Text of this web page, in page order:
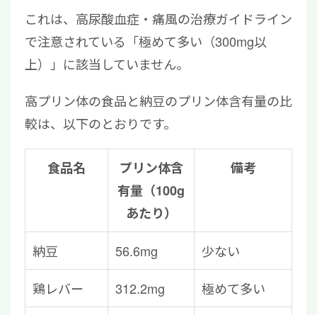
これは、高尿酸血症・痛風の治療ガイドライン
で注意されている「極めて多い（300mg以
上）」に該当していません。
高プリン体の食品と納豆のプリン体含有量の比
較は、以下のとおりです。
食品名
プリン体含
有量（100g
あたり）
備考
納豆 56.6mg 少ない
鶏レバー 312.2mg 極めて多い